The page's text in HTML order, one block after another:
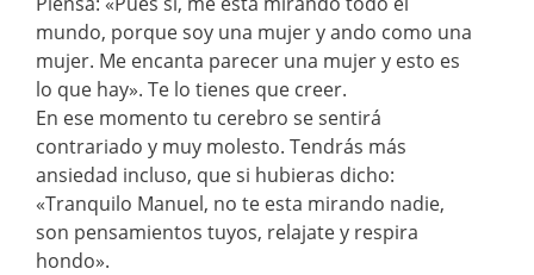
mundo, porque soy una mujer y ando como una
mujer. Me encanta parecer una mujer y esto es
lo que hay». Te lo tienes que creer.
En ese momento tu cerebro se sentirá
contrariado y muy molesto. Tendrás más
ansiedad incluso, que si hubieras dicho:
«Tranquilo Manuel, no te esta mirando nadie,
son pensamientos tuyos, relajate y respira
hondo».